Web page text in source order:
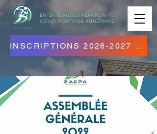
ENTENTE AGGLOMÉRATION
CERGY-PONTOISE ATHLÉTISME
INSCRIPTIONS 2026-2027 OUVERTES ! CLIQUEZ ICI !